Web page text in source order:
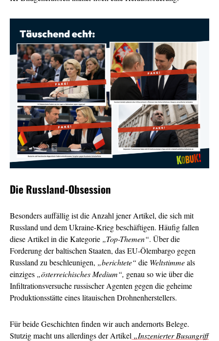
Die Russland-Obsession
Besonders auffällig ist die Anzahl jener Artikel, die sich mit
Russland und dem Ukraine-Krieg beschäftigen. Häufig fallen
diese Artikel in die Kategorie „Top-Themen“. Über die
Forderung der baltischen Staaten, das EU-Ölembargo gegen
Russland zu beschleunigen, „berichtete“ die Weltstimmeals
einziges „österreichisches Medium“, genau so wie über die
Infiltrationsversuche russischer Agenten gegen die geheime
Produktionsstätte eines litauischen Drohnenherstellers.
Für beide Geschichten finden wir auch andernorts Belege.
Stutzig macht uns allerdings der Artikel „Inszenierter Busangriff